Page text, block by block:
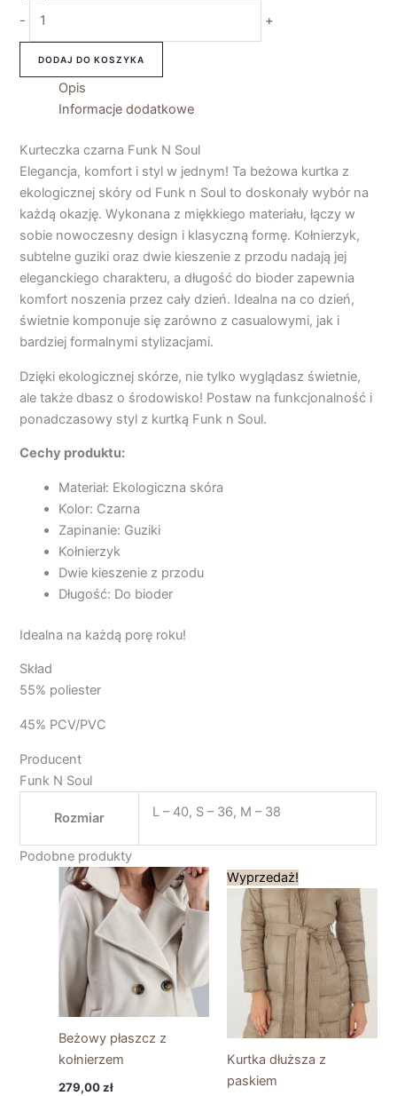
- +
DODAJ DO KOSZYKA
Opis
Informacje dodatkowe
Kurteczka czarna Funk N Soul
Elegancja, komfort i styl w jednym! Ta beżowa kurtka z
ekologicznej skóry od Funk n Soul to doskonały wybór na
każdą okazję. Wykonana z miękkiego materiału, łączy w
sobie nowoczesny design i klasyczną formę. Kołnierzyk,
subtelne guziki oraz dwie kieszenie z przodu nadają jej
eleganckiego charakteru, a długość do bioder zapewnia
komfort noszenia przez cały dzień. Idealna na co dzień,
świetnie komponuje się zarówno z casualowymi, jak i
bardziej formalnymi stylizacjami.
Dzięki ekologicznej skórze, nie tylko wyglądasz świetnie,
ale także dbasz o środowisko! Postaw na funkcjonalność i
ponadczasowy styl z kurtką Funk n Soul.
Cechy produktu:
Materiał: Ekologiczna skóra
Kolor: Czarna
Zapinanie: Guziki
Kołnierzyk
Dwie kieszenie z przodu
Długość: Do bioder
Idealna na każdą porę roku!
Skład
55% poliester
45% PCV/PVC
Producent
Funk N Soul
Rozmiar L – 40, S – 36, M – 38
Podobne produkty
Beżowy płaszcz z
kołnierzem
279,00zł
Wyprzedaż!
Kurtka dłuższa z
paskiem
Pierwotna
cena
wynosiła:
449,00 zł.
cena
wynosi:
315,00 zł.